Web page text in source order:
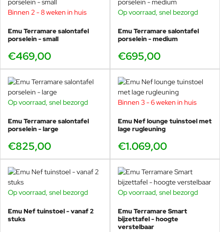
Onderhoudsarm, ideaal voor zowel particulier als
te bewonderen bij Veurst, dé grootste Emu dealer ter
wereld. Kom langs en ontdek de nieuwste kleuren,
materialen en combinaties.
DeEmu Antigua loungestoel
combineert moderne Italiaanse
elegant afgerond en perfect in balans met de verfijnde,
hand gewevenrug- en armleuningen. Door het gebruik van
duurzame vezels is de zitting bestand tegen zon, regen, zout en
temperatuurverschillen. Ideaal voor het Nederlandse klimaat,
maar ook perfect voor kust-, zwembad- of horecalocaties.
brede armsteunen ontstaat een loungegevoel dat je normaal
alleen in luxe resortmeubilair ervaart. De Antigua wordt geleverd
Binnen 2 - 8 weken in huis
Emu Terramare salontafel
porselein - small
€469,00
Op voorraad, snel bezorgd
Emu Terramare salontafel
porselein - medium
€695,00
Op voorraad, snel bezorgd
Emu Terramare salontafel
porselein - large
€825,00
Binnen 3 - 6 weken in huis
Emu Nef lounge tuinstoel met
lage rugleuning
€1.069,00
Op voorraad, snel bezorgd
Emu Nef tuinstoel - vanaf 2
stuks
Op voorraad, snel bezorgd
Emu Terramare Smart
bijzettafel - hoogte
verstelbaar